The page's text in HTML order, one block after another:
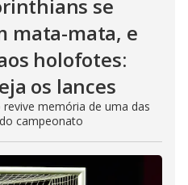
se
mata-mata, e
holofotes:
os lances
memória de uma das
campeonato